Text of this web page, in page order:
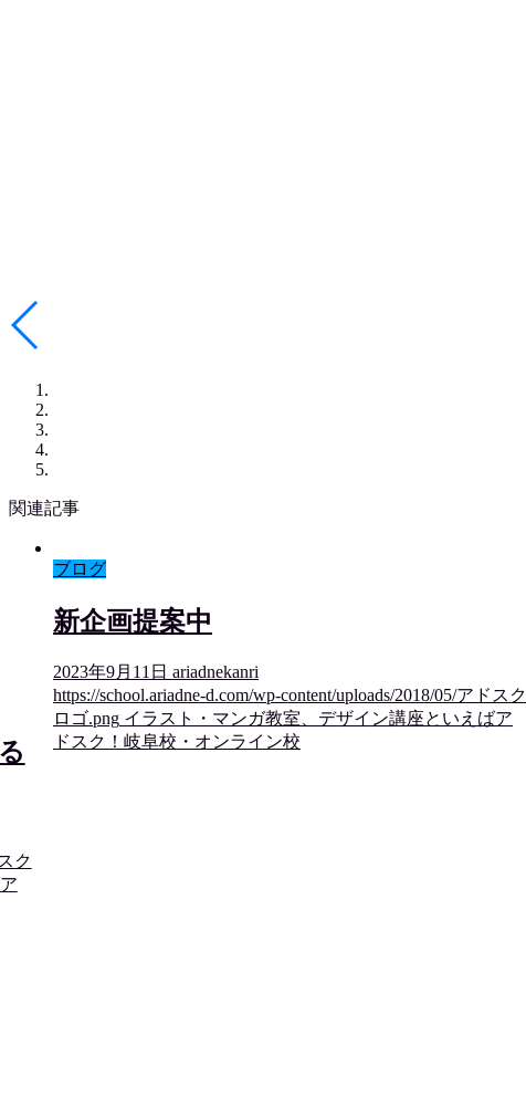
関連記事
ク
ブログ
新企画提案中
2023年9月11日 ariadnekanri
https://school.ariadne-d.com/wp-content/uploads/2018/05/アドスク
ロゴ.png イラスト・マンガ教室、デザイン講座といえばア
ドスク！岐阜校・オンライン校